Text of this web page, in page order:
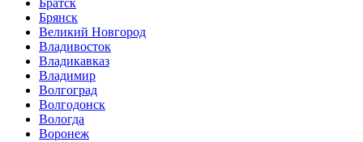
Брянск
Великий Новгород
Владивосток
Владикавказ
Владимир
Волгоград
Волгодонск
Вологда
Воронеж